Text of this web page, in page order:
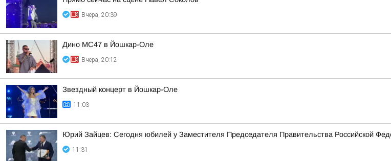
Вчера, 20:39
Дино МС47 в Йошкар-Оле
Вчера, 20:12
Звездный концерт в Йошкар-Оле
11:03
Юрий Зайцев: Сегодня юбилей у Заместителя Председателя Правительства Российской
11:31